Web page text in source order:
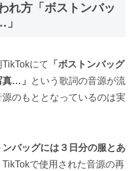
れ方「ボストンバッ
にて
「ボストンバッグ
…」
という歌詞の音源が流
のもととなっているのは実
ンバッグには３日分の服とあ
で使用された音源の再